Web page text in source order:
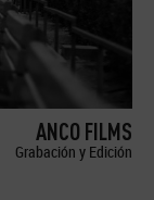
ANCO FILMS
Grabación y Edición